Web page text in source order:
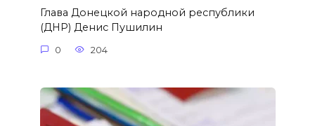
Глава Донецкой народной республики
(ДНР) Денис Пушилин
0 204